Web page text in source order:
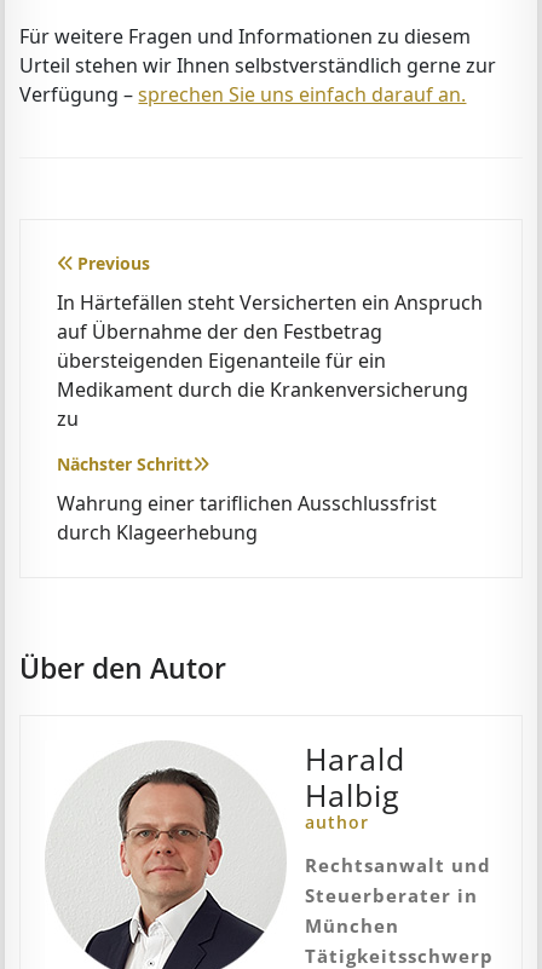
Für weitere Fragen und Informationen zu diesem
Urteil stehen wir Ihnen selbstverständlich gerne zur
Verfügung –sprechen Sie uns einfach darauf an.
Beitragsnavigation
Previous
In Härtefällen steht Versicherten ein Anspruch
auf Übernahme der den Festbetrag
übersteigenden Eigenanteile für ein
Medikament durch die Krankenversicherung
zu
Nächster Schritt
Wahrung einer tariflichen Ausschlussfrist
durch Klageerhebung
Über den Autor
Harald
Halbig
author
Rechtsanwalt und
Steuerberater in
München
Tätigkeitsschwerp